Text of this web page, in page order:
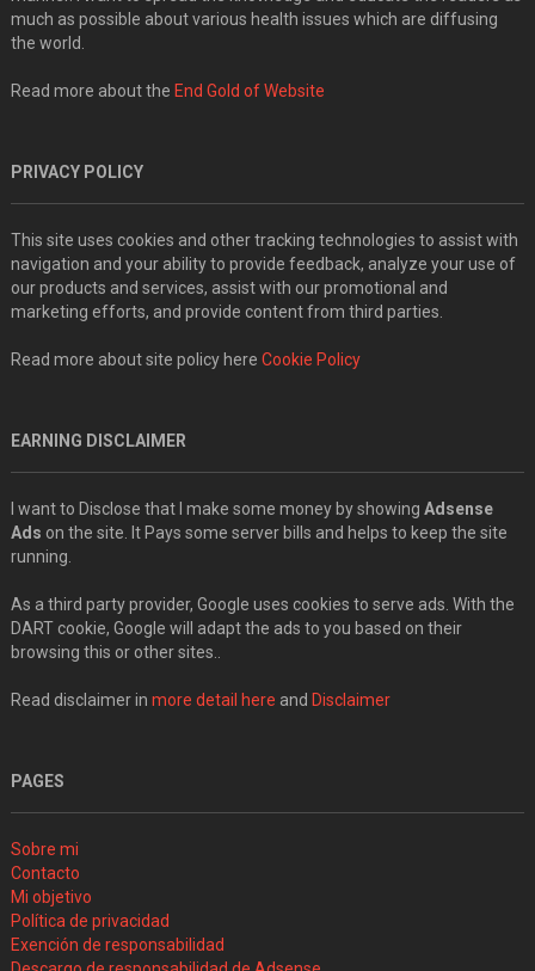
much as possible about various health issues which are diffusing
the world.
Read more about the End Gold of Website
PRIVACY POLICY
This site uses cookies and other tracking technologies to assist with
navigation and your ability to provide feedback, analyze your use of
our products and services, assist with our promotional and
marketing efforts, and provide content from third parties.
Read more about site policy here Cookie Policy
EARNING DISCLAIMER
I want to Disclose that I make some money by showing Adsense
Ads on the site. It Pays some server bills and helps to keep the site
running.
As a third party provider, Google uses cookies to serve ads. With the
DART cookie, Google will adapt the ads to you based on their
browsing this or other sites..
Read disclaimer in more detail here and Disclaimer
PAGES
Sobre mi
Contacto
Mi objetivo
Política de privacidad
Exención de responsabilidad